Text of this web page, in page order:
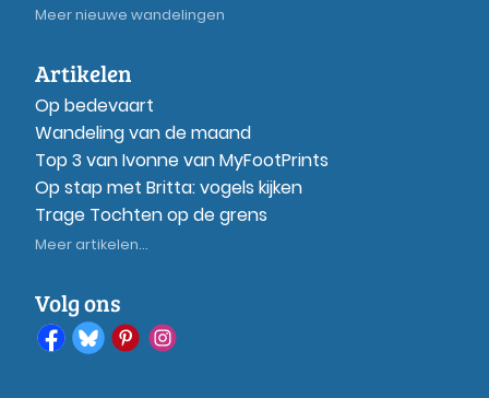
Meer nieuwe wandelingen
Artikelen
Op bedevaart
Wandeling van de maand
Top 3 van Ivonne van MyFootPrints
Op stap met Britta: vogels kijken
Trage Tochten op de grens
Meer artikelen...
Volg ons